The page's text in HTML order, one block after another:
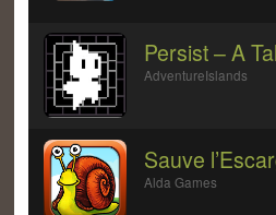
Persist – A
AdventureIslands
Sauve
Alda Games